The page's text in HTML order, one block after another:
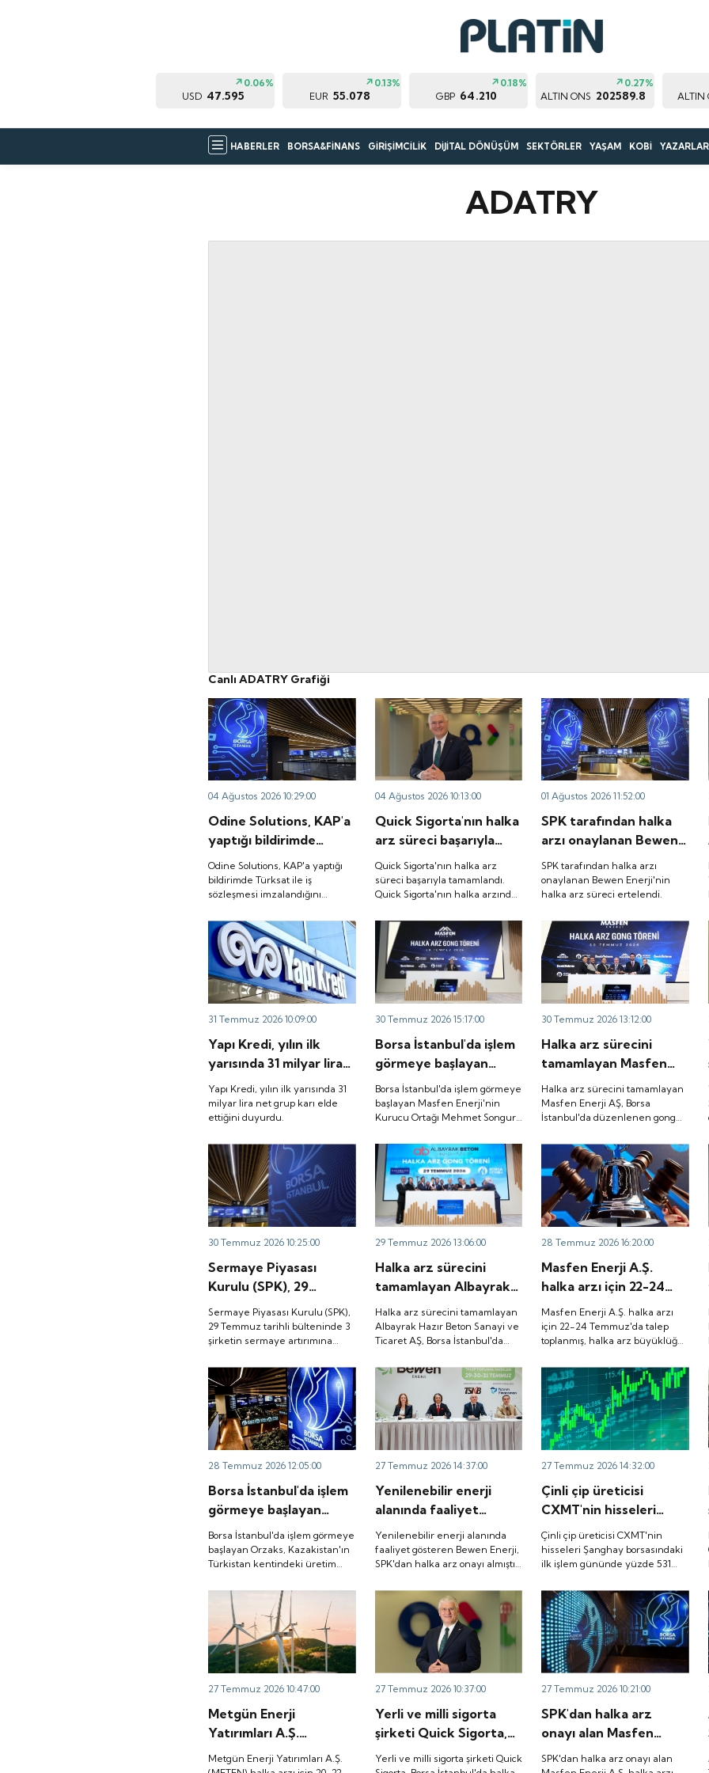
USD 47.595
0.06%
EUR 55.078
0.13%
GBP 64.210
0.18%
ALTIN ONS 202589.8
0.27%
ALTIN
HABERLER BORSA&FİNANS GİRİŞİMCİLİK DİJİTAL DÖNÜŞÜM SEKTÖRLER YAŞAM KOBİ YAZARLAR
ADATRY
Canlı ADATRY Grafiği
04 Ağustos 2026 10:29:00
Odine Solutions, KAP'a
yaptığı bildirimde
Türksat ile iş
sözleşmesi
imzalandığını duyurdu.
Odine Solutions, KAP'a yaptığı
bildirimde Türksat ile iş
sözleşmesi imzalandığını
04 Ağustos 2026 10:13:00
Quick Sigorta'nın halka
arz süreci başarıyla
tamamlandı. Quick
Sigorta'nın halka
arzında bireysel
tutarın yaklaşık 1,31
katı ve yurt içi
kurumsal yatırımcılara
ayrılan tutarın ise 1,07
katı talep geldi. Quick
2026 tarihinde “QUICK”
işlem koduyla Borsa
İstanbul'da işlem
görmeye başlayacak.
Quick Sigorta'nın halka arz
süreci başarıyla tamamlandı.
Quick Sigorta'nın halka arzında
tutarın yaklaşık 1,31 katı ve yurt
içi kurumsal yatırımcılara
ayrılan tutarın ise 1,07 katı talep
geldi. Quick Sigorta, 6 Ağustos
2026 tarihinde “QUICK” işlem
koduyla Borsa İstanbul'da işlem
01 Ağustos 2026 11:52:00
SPK tarafından halka
arzı onaylanan Bewen
Enerji'nin halka arz
süreci ertelendi.
SPK tarafından halka arzı
onaylanan Bewen Enerji'nin
halka arz süreci ertelendi.
31 Temmuz 2026 10:09:00
Yapı Kredi, yılın ilk
yarısında 31 milyar lira
net grup karı elde
ettiğini duyurdu.
Yapı Kredi, yılın ilk yarısında 31
milyar lira net grup karı elde
ettiğini duyurdu.
30 Temmuz 2026 15:17:00
Borsa İstanbul'da işlem
görmeye başlayan
Masfen Enerji'nin
Kurucu Ortağı Mehmet
Songur, şirketin yatırım
Borsa İstanbul'da işlem görmeye
başlayan Masfen Enerji'nin
Kurucu Ortağı Mehmet Songur,
30 Temmuz 2026 13:12:00
Halka arz sürecini
tamamlayan Masfen
Enerji AŞ, Borsa
İstanbul'da düzenlenen
gong töreniyle
görmeye başladı.
Halka arz sürecini tamamlayan
Masfen Enerji AŞ, Borsa
İstanbul'da düzenlenen gong
işlem görmeye başladı.
30 Temmuz 2026 10:25:00
Sermaye Piyasası
Kurulu (SPK), 29
Temmuz tarihli
bülteninde 3 şirketin
sermaye artırımına
Sermaye Piyasası Kurulu (SPK),
29 Temmuz tarihli bülteninde 3
şirketin sermaye artırımına
29 Temmuz 2026 13:06:00
Halka arz sürecini
tamamlayan Albayrak
Hazır Beton Sanayi ve
Ticaret AŞ, Borsa
İstanbul'da düzenlenen
"ALBTN" koduyla işlem
görmeye başladı.
Halka arz sürecini tamamlayan
Albayrak Hazır Beton Sanayi ve
Ticaret AŞ, Borsa İstanbul'da
"ALBTN" koduyla işlem görmeye
28 Temmuz 2026 16:20:00
Masfen Enerji A.Ş.
halka arzı için 22-24
Temmuz'da talep
toplanmış, halka arz
büyüklüğü
olarak gerçekleşmişti.
Peki, şirket payları ne
zaman borsada işlem
görecek?
Masfen Enerji A.Ş. halka arzı
için 22-24 Temmuz'da talep
toplanmış, halka arz büyüklüğü
gerçekleşmişti. Peki, şirket
payları ne zaman borsada işlem
görecek?
28 Temmuz 2026 12:05:00
Borsa İstanbul'da işlem
görmeye başlayan
Orzaks, Kazakistan'ın
Türkistan kentindeki
üretim tesisi
attığını bildirdi.
Borsa İstanbul'da işlem görmeye
başlayan Orzaks, Kazakistan'ın
Türkistan kentindeki üretim
attığını bildirdi.
27 Temmuz 2026 14:37:00
Yenilenebilir enerji
alanında faaliyet
gösteren Bewen Enerji,
SPK'dan halka arz
onayı almıştı. Halka arz
detaylar...
Yenilenebilir enerji alanında
faaliyet gösteren Bewen Enerji,
SPK'dan halka arz onayı almıştı.
detaylar...
27 Temmuz 2026 14:32:00
Çinli çip üreticisi
CXMT'nin hisseleri
Şanghay borsasındaki
ilk işlem gününde
yüzde 531 oranında
imza attı.
Çinli çip üreticisi CXMT'nin
hisseleri Şanghay borsasındaki
ilk işlem gününde yüzde 531
imza attı.
27 Temmuz 2026 10:47:00
Metgün Enerji
Yatırımları A.Ş.
(METEN) halka arzı için
Metgün Enerji Yatırımları A.Ş.
27 Temmuz 2026 10:37:00
Yerli ve milli sigorta
şirketi Quick Sigorta,
Borsa İstanbul'da halka
Yerli ve milli sigorta şirketi Quick
27 Temmuz 2026 10:21:00
SPK'dan halka arz
onayı alan Masfen
Enerji A.Ş. halka arzı
SPK'dan halka arz onayı alan